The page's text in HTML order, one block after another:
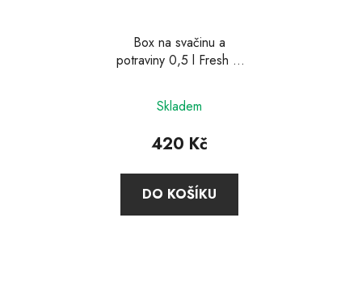
Box na svačinu a
potraviny 0,5 l Fresh &
Skladem
420 Kč
DO KOŠÍKU